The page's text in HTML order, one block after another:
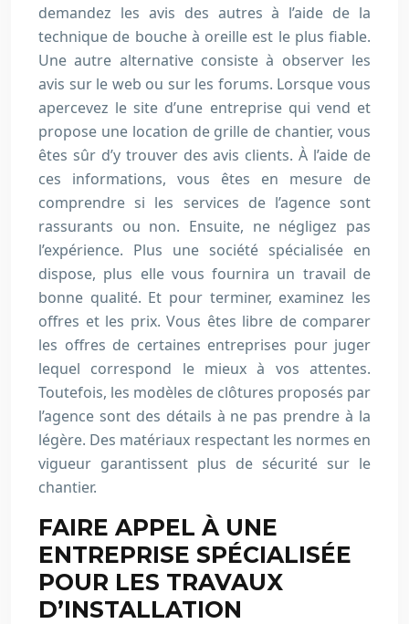
demandez les avis des autres à l’aide de la
technique de bouche à oreille est le plus fiable.
Une autre alternative consiste à observer les
avis sur le web ou sur les forums. Lorsque vous
apercevez le site d’une entreprise qui vend et
propose une location de grille de chantier, vous
êtes sûr d’y trouver des avis clients. À l’aide de
ces informations, vous êtes en mesure de
comprendre si les services de l’agence sont
rassurants ou non. Ensuite, ne négligez pas
l’expérience. Plus une société spécialisée en
dispose, plus elle vous fournira un travail de
bonne qualité. Et pour terminer, examinez les
offres et les prix. Vous êtes libre de comparer
les offres de certaines entreprises pour juger
lequel correspond le mieux à vos attentes.
Toutefois, les modèles de clôtures proposés par
l’agence sont des détails à ne pas prendre à la
légère. Des matériaux respectant les normes en
vigueur garantissent plus de sécurité sur le
chantier.
FAIRE APPEL À UNE
ENTREPRISE SPÉCIALISÉE
POUR LES TRAVAUX
D’INSTALLATION